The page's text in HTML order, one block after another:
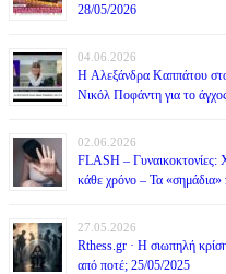
28/05/2026
04.06.2026
H Αλεξάνδρα Καππάτου
Νικόλ Ποφάντη για το
02.06.2026
FLASH – Γυναικοκτονίες:
κάθε χρόνο – Τα
27.05.2026
Rthess.gr · Η σιωπηλή
από ποτέ; 25/05/2025